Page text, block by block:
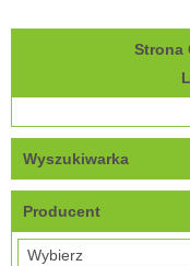
Strona
Wyszukiwarka
Producent